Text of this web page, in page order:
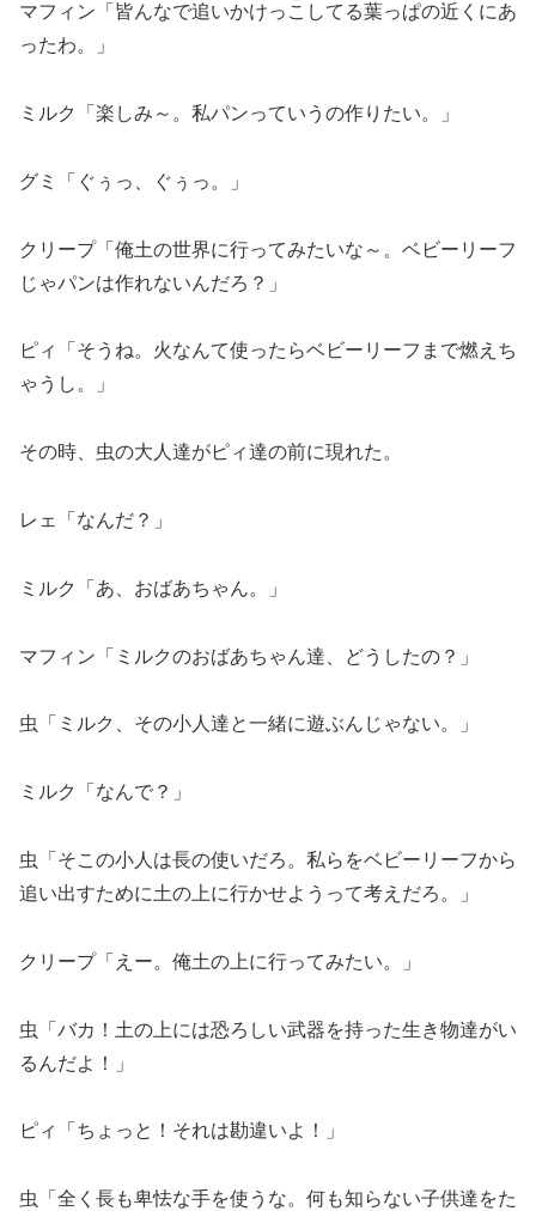
マフィン「皆んなで追いかけっこしてる葉っぱの近くにあ
ったわ。」
ミルク「楽しみ～。私パンっていうの作りたい。」
グミ「ぐぅっ、ぐぅっ。」
クリープ「俺土の世界に行ってみたいな～。ベビーリーフ
じゃパンは作れないんだろ？」
ピィ「そうね。火なんて使ったらベビーリーフまで燃えち
ゃうし。」
その時、虫の大人達がピィ達の前に現れた。
レェ「なんだ？」
ミルク「あ、おばあちゃん。」
マフィン「ミルクのおばあちゃん達、どうしたの？」
虫「ミルク、その小人達と一緒に遊ぶんじゃない。」
ミルク「なんで？」
虫「そこの小人は長の使いだろ。私らをベビーリーフから
追い出すために土の上に行かせようって考えだろ。」
クリープ「えー。俺土の上に行ってみたい。」
虫「バカ！土の上には恐ろしい武器を持った生き物達がい
るんだよ！」
ピィ「ちょっと！それは勘違いよ！」
虫「全く長も卑怯な手を使うな。何も知らない子供達をた